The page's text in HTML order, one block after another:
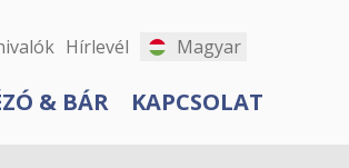
Hírlevél Magyar
& BÁR KAPCSOLAT